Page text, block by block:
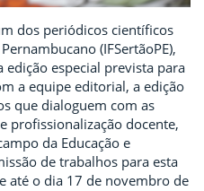
dos periódicos científicos
(IFSertãoPE),
especial prevista para
a equipe editorial, a edição
que dialoguem com as
profissionalização docente,
da Educação e
de trabalhos para esta
até o dia 17 de novembro de